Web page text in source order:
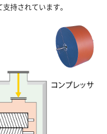
持されています。